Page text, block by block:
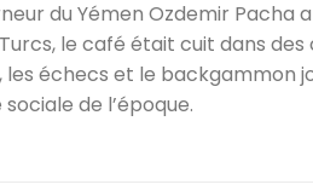
du Yémen Ozdemir
le café était cuit dans
échecs et le backgammon
de l’époque.